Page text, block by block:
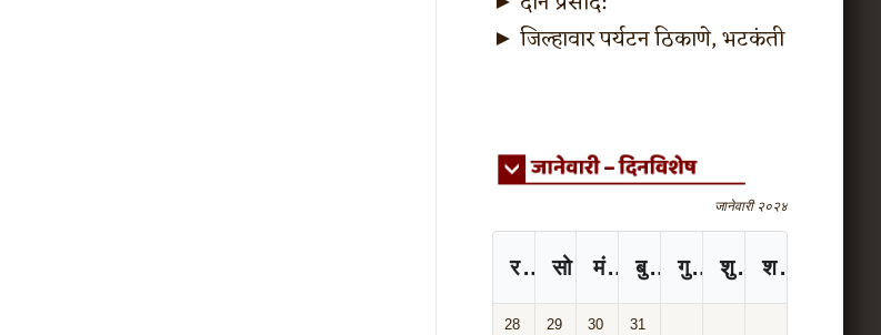
► जिल्हावार पर्यटन ठिकाणे, भटकंती
रविवार सोमवार मंगळवार बुधवार गुरुवार शुक्रवार शनिवार
जानेवारी २०२४
28 29 30 31